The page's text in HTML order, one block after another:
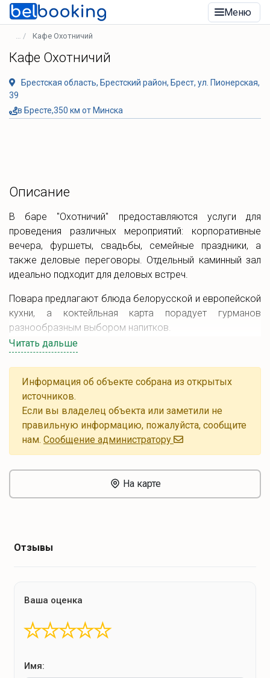
Меню
Кафе Охотничий
Кафе Охотничий
Брестская область, Брестский район, Брест, ул. Пионерская,
39
в Бресте,350 км от Минска
Описание
В баре "Охотничий" предоставляются услуги для
проведения различных мероприятий: корпоративные
вечера, фуршеты, свадьбы, семейные праздники, а
также деловые переговоры. Отдельный каминный зал
идеально подходит для деловых встреч.
Повара предлагают блюда белорусской и европейской
кухни, а коктейльная карта порадует гурманов
разнообразным выбором напитков.
Читать дальше
Информация об объекте собрана из открытых
источников.
Если вы владелец объекта или заметили не
правильную информацию, пожалуйста, сообщите
нам. Cообщение администратору
На карте
Отзывы
Ваша оценка
★
★
★
★
★
Имя: